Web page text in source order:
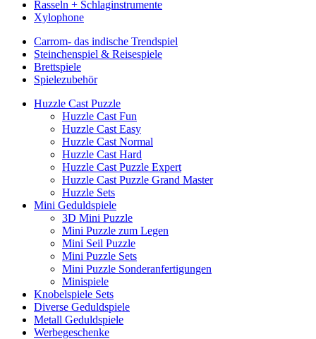
Rasseln + Schlaginstrumente
Xylophone
Carrom- das indische Trendspiel
Steinchenspiel & Reisespiele
Brettspiele
Spielezubehör
Huzzle Cast Puzzle
Huzzle Cast Fun
Huzzle Cast Easy
Huzzle Cast Normal
Huzzle Cast Hard
Huzzle Cast Puzzle Expert
Huzzle Cast Puzzle Grand Master
Huzzle Sets
Mini Geduldspiele
3D Mini Puzzle
Mini Puzzle zum Legen
Mini Seil Puzzle
Mini Puzzle Sets
Mini Puzzle Sonderanfertigungen
Minispiele
Knobelspiele Sets
Diverse Geduldspiele
Metall Geduldspiele
Werbegeschenke